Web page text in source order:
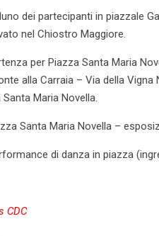
dei partecipanti in piazzale
nel Chiostro Maggiore.
per Piazza Santa Maria
alla Carraia – Via della
Maria Novella.
Santa Maria Novella –
di danza in piazza
CDC